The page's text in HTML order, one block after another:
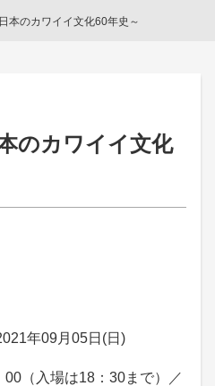
本のカワイイ文化60年史～
のカワイイ文化
年09月05日(日)
（入場は18：30まで）／